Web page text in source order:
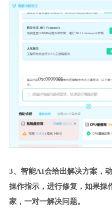
0xc0000005
3、智能AI会给出解决方案，
操作指示，进行修复，如果操
家，一对一解决问题。